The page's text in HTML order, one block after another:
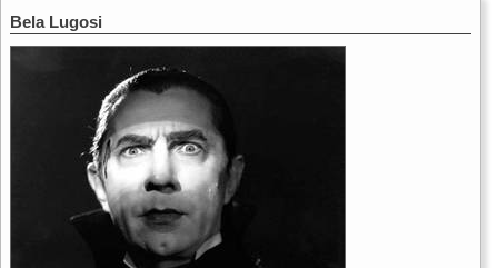
Bela Lugosi